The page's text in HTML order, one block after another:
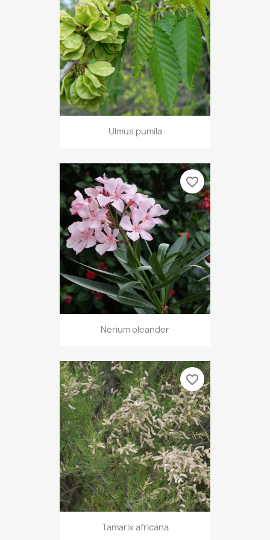
Ulmus pumila
Nerium oleander
favorite_border
Tamarix africana
favorite_border